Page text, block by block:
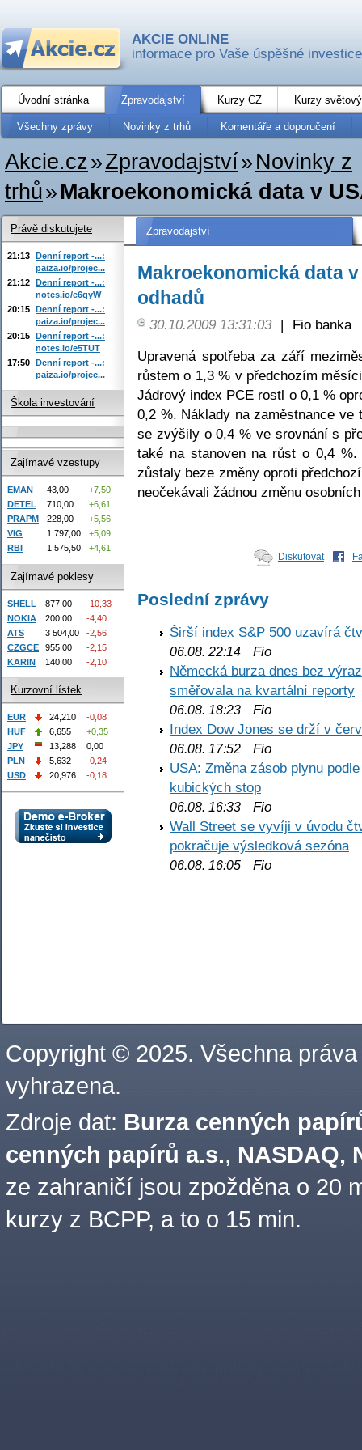
AKCIE ONLINE
informace pro Vaše úspěšné investice
Úvodní stránka Zpravodajství Kurzy CZ Kurzy
Všechny zprávy Novinky z trhů Komentáře a doporučení
Akcie.cz»Zpravodajství» Novinky z
trhů»Makroekonomická data v
Zpravodajství
Makroekonomická data
odhadů
30.10.2009 13:31:03 |
Fio banka
Upravená spotřeba za září
růstem o 1,3 % v předchozím
Jádrový index PCE rostl o 0,1 %
0,2 %. Náklady na zaměstnance
se zvýšily o 0,4 % ve srovnání s
také na stanoven na růst o 0,4
zůstaly beze změny oproti
neočekávali žádnou změnu
Diskutovat
Poslední zprávy
Širší index S&P 500 uzavírá
06.08. 22:14 Fio
Německá burza dnes bez
směřovala na kvartální reporty
06.08. 18:23 Fio
Index Dow Jones se drží v
06.08. 17:52 Fio
USA: Změna zásob plynu
kubických stop
06.08. 16:33 Fio
Wall Street se vyvíji v úvodu
pokračuje výsledková sezóna
06.08. 16:05 Fio
Právě diskutujete
21:13 Denní report -...:
paiza.io/projec...
21:12 Denní report -...:
notes.io/e6qyW
20:15 Denní report -...:
paiza.io/projec...
20:15 Denní report -...:
notes.io/e5TUT
17:50 Denní report -...:
paiza.io/projec...
Škola investování
Zajímavé vzestupy
EMAN 43,00
+7,50
DETEL
710,00
+6,61
PRAPM
228,00
+5,56
VIG
1 797,00
+5,09
RBI
1 575,50 +4,61
Zajímavé poklesy
SHELL 877,00
-10,33
NOKIA
200,00
-4,40
ATS
3 504,00
-2,56
CZGCE
955,00
-2,15
KARIN
140,00 -2,10
Kurzovní lístek
EUR 24,210
-0,08
HUF
6,655
+0,35
JPY
13,288
0,00
PLN
5,632
-0,24
USD
20,976 -0,18
Copyright © 2025. Všechna práva
vyhrazena.
Zdroje dat: Burza cenných
cenných papírů a.s., NASDAQ,
ze zahraničí jsou zpožděna o 20
kurzy z BCPP, a to o 15 min.